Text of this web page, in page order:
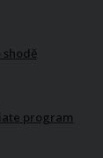
program